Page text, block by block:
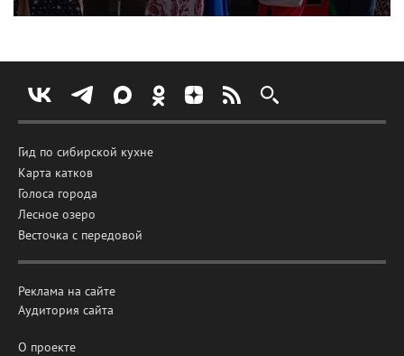
Гид по сибирской кухне
Карта катков
Голоса города
Лесное озеро
Весточка с передовой
Реклама на сайте
Аудитория сайта
О проекте